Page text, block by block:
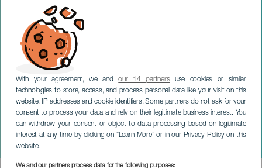
With your agreement, we andour 14 partnersuse cookies or similar
technologies to store, access, and process personal data like your visit on this
website, IP addresses and cookie identifiers. Some partners do not ask for your
consent to process your data and rely on their legitimate business interest. You
can withdraw your consent or object to data processing based on legitimate
interest at any time by clicking on “Learn More” or in our Privacy Policy on this
website.
We and our partners process data for the following purposes:
Tecnológica Santa Cruz
TENERIFE